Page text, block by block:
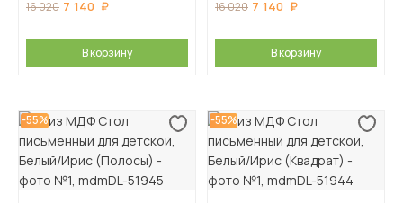
16 020 7 140
В корзину
16 020 7 140
В корзину
-55% -55%